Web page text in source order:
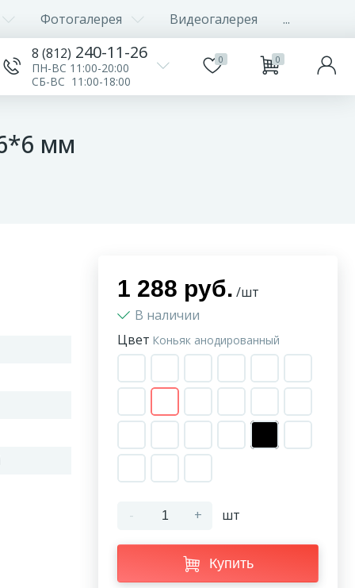
Фотогалерея Видеогалерея ...
8 (812) 240-11-26
ПН-ВС 11:00-20:00
СБ-ВС 11:00-18:00
0 0
мм
1 288 руб. /шт
В наличии
Цвет Коньяк анодированный
- + шт
Купить